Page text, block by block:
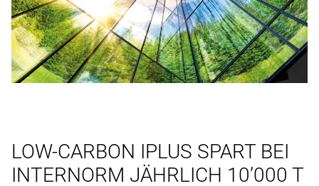
LOW-CARBON IPLUS SPART BEI
INTERNORM JÄHRLICH 10’000 T